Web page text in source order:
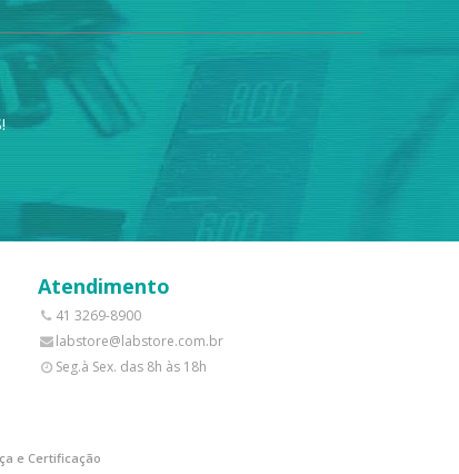
Atendimento
41 3269-8900
labstore@labstore.com.br
Seg.à Sex. das 8h às 18h
e Certificação